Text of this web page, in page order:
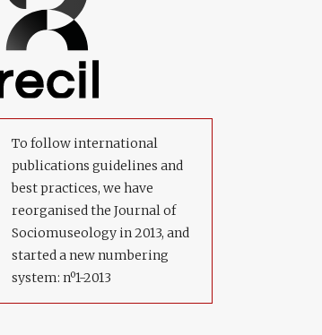
To follow international
publications guidelines and
best practices, we have
reorganised the Journal of
Sociomuseology in 2013, and
started a new numbering
system: nº1-2013